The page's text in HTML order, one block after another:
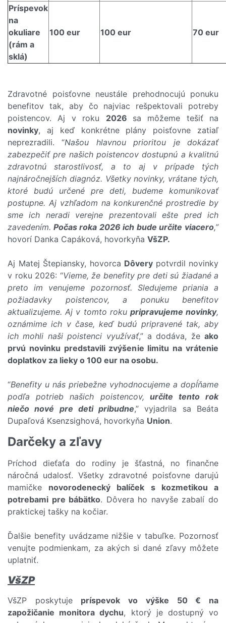
Príspevok
na
okuliare
(rám a
sklá)
100 eur 100 eur 70 eur
Zdravotné poisťovne neustále prehodnocujú ponuku
benefitov tak, aby čo najviac rešpektovali potreby
poistencov. Aj v roku 2026 sa môžeme tešiť na
novinky, aj keď konkrétne plány poisťovne zatiaľ
neprezradili. “Našou hlavnou prioritou je dokázať
zabezpečiť pre našich poistencov dostupnú a kvalitnú
zdravotnú starostlivosť, a to aj v prípade tých
najnáročnejších diagnóz. Všetky novinky, vrátane tých,
ktoré budú určené pre deti, budeme komunikovať
postupne. Aj vzhľadom na konkurenčné prostredie by
sme ich neradi verejne prezentovali ešte pred ich
zavedením. Počas roka 2026 ich bude určite viacero,”
hovorí Danka Capáková, hovorkyňa VšZP.
Aj Matej Štepiansky, hovorca Dôvery potvrdil novinky
v roku 2026: “Vieme, že benefity pre deti sú žiadané a
preto im venujeme pozornosť. Sledujeme priania a
požiadavky poistencov, a ponuku benefitov
aktualizujeme. Aj v tomto roku pripravujeme novinky,
oznámime ich v čase, keď budú pripravené tak, aby
ich mohli naši poistenci využívať,” a dodáva, že ako
prvú novinku predstavili zvýšenie limitu na vrátenie
doplatkov za lieky o 100 eur na osobu.
“Benefity u nás priebežne vyhodnocujeme a dopĺňame
podľa potrieb našich poistencov, určite tento rok
niečo nové pre deti pribudne,” vyjadrila sa Beáta
Dupaľová Ksenzsighová, hovorkyňa Union.
Darčeky a zľavy
Príchod dieťaťa do rodiny je šťastná, no finančne
náročná udalosť. Všetky zdravotné poisťovne darujú
mamičke novorodenecký balíček s kozmetikou a
potrebami pre bábätko. Dôvera ho navyše zabalí do
praktickej tašky na kočiar.
Ďalšie benefity uvádzame nižšie v tabuľke. Pozornosť
venujte podmienkam, za akých si dané zľavy môžete
uplatniť.
VšZP
VšZP poskytuje príspevok vo výške 50 € na
zapožičanie monitora dychu, ktorý je dostupný vo